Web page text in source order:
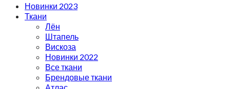
Новинки 2023
Ткани
Лён
Штапель
Вискоза
Новинки 2022
Все ткани
Брендовые ткани